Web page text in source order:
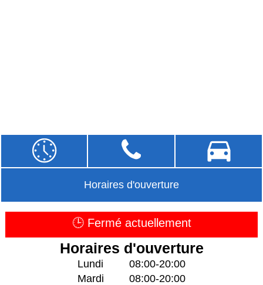
Horaires d'ouverture
🕒 Fermé actuellement
Horaires d'ouverture
Lundi
08:00-20:00
Mardi
08:00-20:00